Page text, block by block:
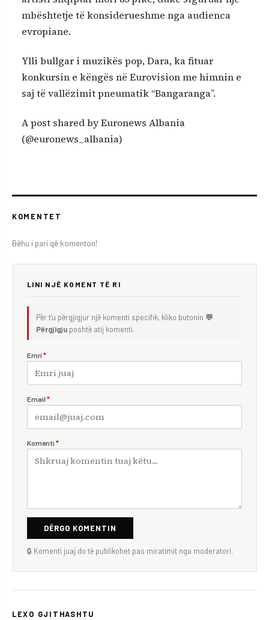
mbështetje të konsiderueshme nga audienca
evropiane.
Ylli bullgar i muzikës pop, Dara, ka fituar
konkursin e këngës në Eurovision me himnin e
saj të vallëzimit pneumatik “Bangaranga”.
A post shared by Euronews Albania
(@euronews_albania)
KOMENTET
Bëhu i pari që komenton!
LINI NJË KOMENT TË RI
Për t'u përgjigjur një komenti specifik, kliko butonin 💬
Përgjigju poshtë atij komenti.
Emri *
Email *
Komenti *
DËRGO KOMENTIN
🔒 Komenti juaj do të publikohet pas miratimit nga moderatori.
LEXO GJITHASHTU